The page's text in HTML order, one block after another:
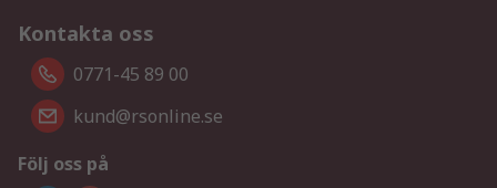
Kontakta oss
0771-45 89 00
kund@rsonline.se
Följ oss på